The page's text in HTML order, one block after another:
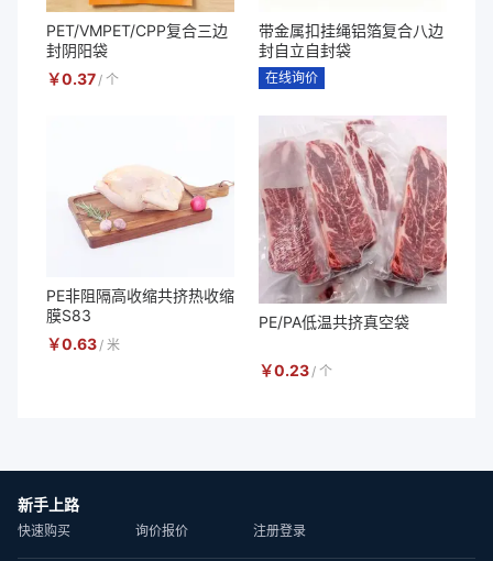
PET/VMPET/CPP复合三边
封阴阳袋
￥0.37 / 个
带金属扣挂绳铝箔复合八边
封自立自封袋
在线询价
PE非阻隔高收缩共挤热收缩
膜S83
￥0.63 / 米
PE/PA低温共挤真空袋
￥0.23 / 个
新手上路
快速购买 询价报价 注册登录